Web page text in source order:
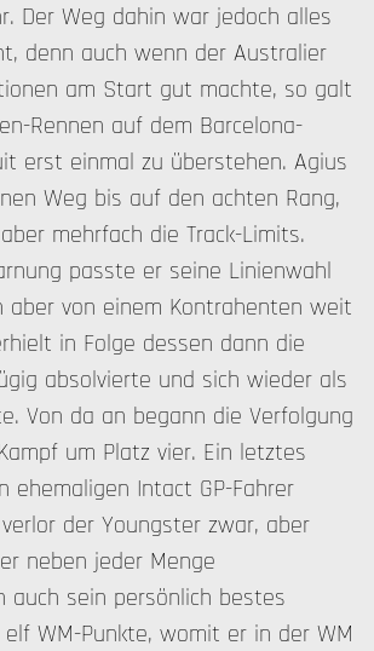
Der Weg dahin war jedoch alles
denn auch wenn der Australier
am Start gut machte, so galt
Rennen auf dem Barcelona-
erst einmal zu überstehen. Agius
Weg bis auf den achten Rang,
mehrfach die Track-Limits.
passte er seine Linienwahl
aber von einem Kontrahenten weit
in Folge dessen dann die
absolvierte und sich wieder als
Von da an begann die Verfolgung
um Platz vier. Ein letztes
ehemaligen Intact GP-Fahrer
der Youngster zwar, aber
neben jeder Menge
auch sein persönlich bestes
WM-Punkte, womit er in der WM